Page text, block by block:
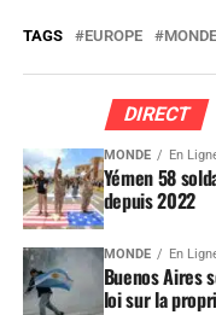
TAGS EUROPE MONDE
DIRECT
MONDE En
Yémen 58
depuis 2022
MONDE En
Buenos Aires
loi sur la